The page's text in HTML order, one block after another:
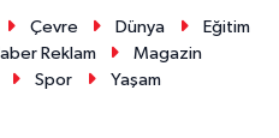
Çevre Dünya
Eğitim
Reklam
Magazin
Spor Yaşam